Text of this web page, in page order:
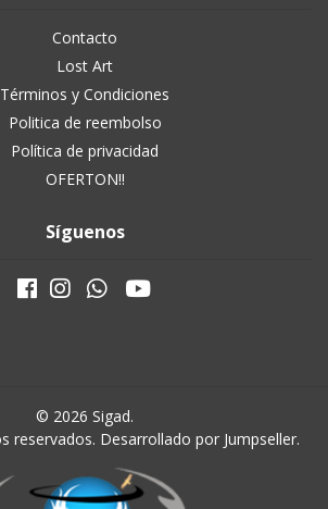
Contacto
Lost Art
Términos y Condiciones
Politica de reembolso
Política de privacidad
OFERTON!!
Síguenos
© 2026 Sigad.
reservados. Desarrollado por Jumpseller.